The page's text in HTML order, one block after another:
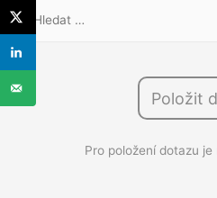
V
y
h
l
e
Položit
Pro položení dotazu